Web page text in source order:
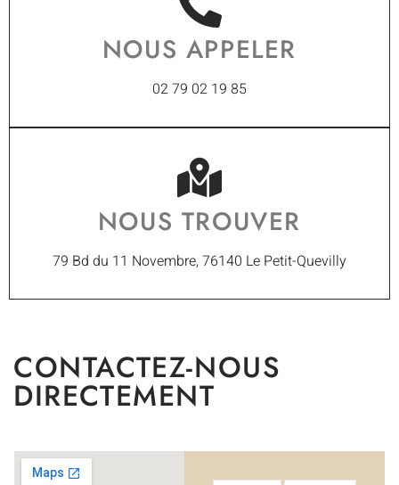
NOUS APPELER
02 79 02 19 85
NOUS TROUVER
79 Bd du 11 Novembre, 76140 Le Petit-Quevilly
CONTACTEZ-NOUS
DIRECTEMENT